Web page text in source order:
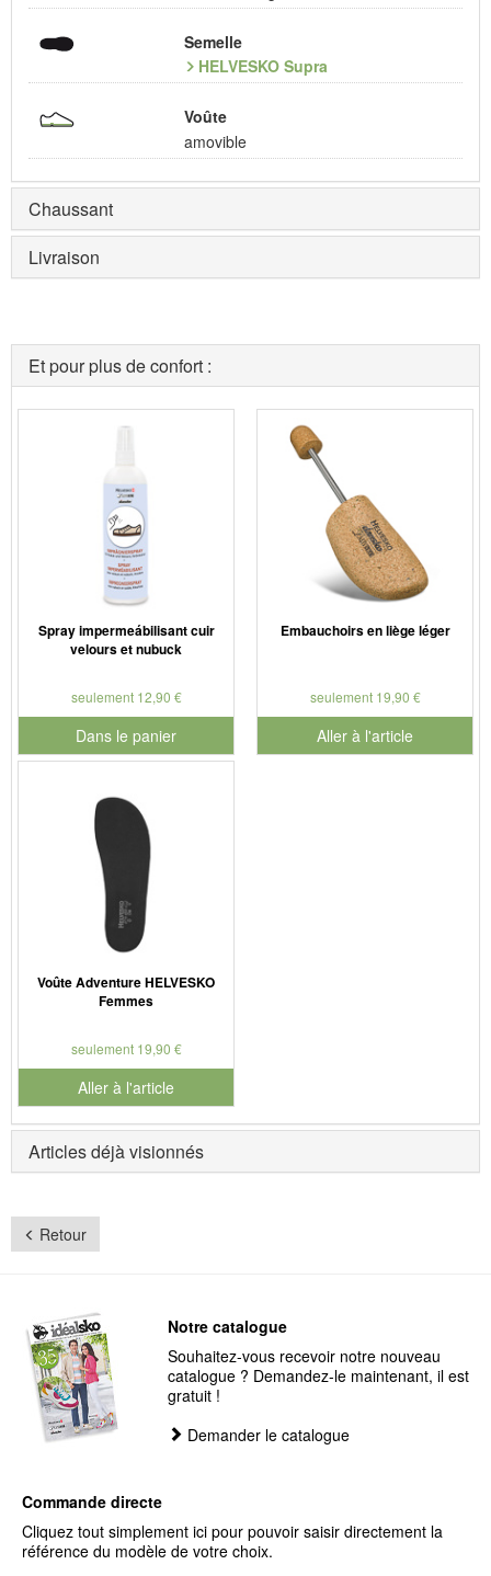
Semelle
HELVESKO Supra
Voûte
amovible
Chaussant
Livraison
Et pour plus de confort :
Spray impermeábilisant cuir
velours et nubuck
seulement 12,90 €
Dans le panier
pour le numéro de produit 901179
Embauchoirs en liège léger
seulement 19,90 €
Aller à l'article
Voûte Adventure HELVESKO
Femmes
seulement 19,90 €
Aller à l'article
Articles déjà visionnés
Retour
Notre catalogue
Souhaitez-vous recevoir notre nouveau
catalogue ? Demandez-le maintenant, il est
gratuit !
Demander le catalogue
Commande directe
Cliquez tout simplement ici pour pouvoir saisir directement la
référence du modèle de votre choix.